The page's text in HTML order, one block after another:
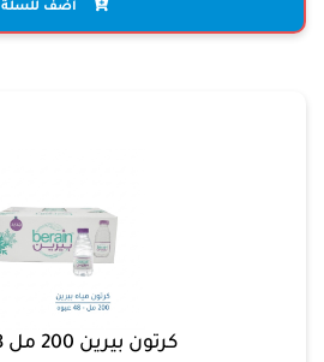
أضف للسلة
كرتون بيرين 200 مل 48 قارورة